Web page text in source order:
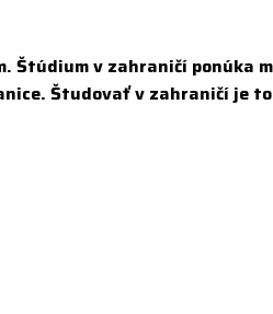
v zahraničí ponúka
Študovať v zahraničí je